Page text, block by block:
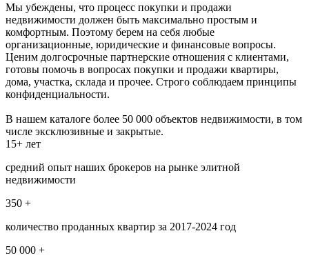
Мы убеждены, что процесс покупки и продажи
недвижимости должен быть максимально простым и
комфортным. Поэтому берем на себя любые
организационные, юридические и финансовые вопросы.
Ценим долгосрочные партнерские отношения с клиентами,
готовы помочь в вопросах покупки и продажи квартиры,
дома, участка, склада и прочее. Строго соблюдаем принципы
конфиденциальности.
В нашем каталоге более 50 000 объектов недвижимости, в том
числе эксклюзивные и закрытые.
15+ лет
средний опыт наших брокеров на рынке элитной
недвижимости
350 +
количество проданных квартир за 2017-2024 год
50 000 +